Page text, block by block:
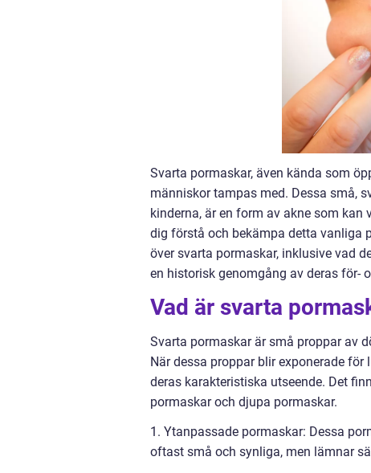
Svarta pormaskar, även kända som
människor tampas med. Dessa små,
kinderna, är en form av akne som
dig förstå och bekämpa detta vanliga
över svarta pormaskar, inklusive vad
en historisk genomgång av deras för-
Vad är svarta
Svarta pormaskar är små proppar av
När dessa proppar blir exponerade
deras karakteristiska utseende. Det
pormaskar och djupa pormaskar.
1. Ytanpassade pormaskar: Dessa
oftast små och synliga, men lämnar